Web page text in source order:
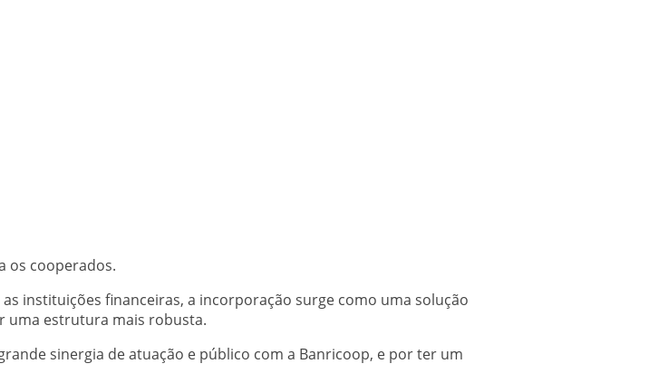
os cooperados.
instituições financeiras, a incorporação surge como uma solução
uma estrutura mais robusta.
sinergia de atuação e público com a Banricoop, e por ter um